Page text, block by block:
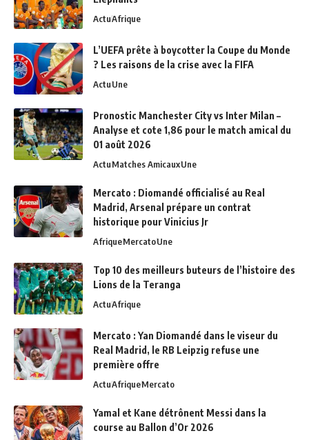
ActuAfrique
L’UEFA prête à boycotter la Coupe du Monde
? Les raisons de la crise avec la FIFA
ActuUne
Pronostic Manchester City vs Inter Milan –
Analyse et cote 1,86 pour le match amical du
01 août 2026
ActuMatches AmicauxUne
Mercato : Diomandé officialisé au Real
Madrid, Arsenal prépare un contrat
historique pour Vinicius Jr
AfriqueMercatoUne
Top 10 des meilleurs buteurs de l’histoire des
Lions de la Teranga
ActuAfrique
Mercato : Yan Diomandé dans le viseur du
Real Madrid, le RB Leipzig refuse une
première offre
ActuAfriqueMercato
Yamal et Kane détrônent Messi dans la
course au Ballon d’Or 2026